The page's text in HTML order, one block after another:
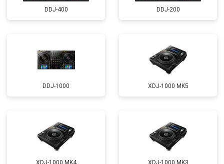
DDJ-400 DDJ-200
DDJ-1000 XDJ-1000 MK5
XDJ-1000 MK4 XDJ-1000 MK3